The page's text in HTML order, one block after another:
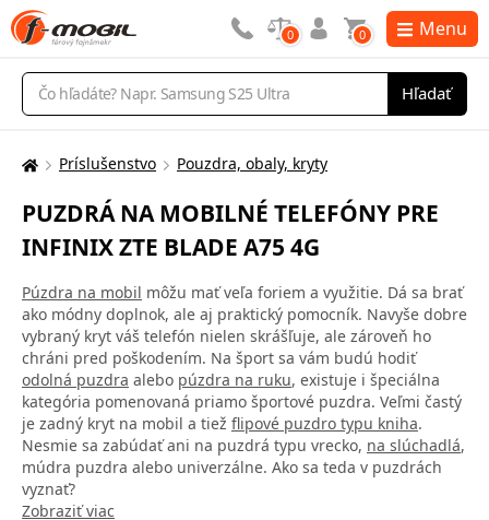
Vyhľadávanie
Hľadať
0 0 Menu
Tu
nachádzate:
Príslušenstvo Pouzdra, obaly, kryty
PUZDRÁ NA MOBILNÉ TELEFÓNY PRE
INFINIX ZTE BLADE A75 4G
Púzdra na mobil môžu mať veľa foriem a využitie. Dá sa brať
ako módny doplnok, ale aj praktický pomocník. Navyše dobre
vybraný kryt váš telefón nielen skrášľuje, ale zároveň ho
chráni pred poškodením. Na šport sa vám budú hodiť
odolná puzdra alebo púzdra na ruku, existuje i špeciálna
kategória pomenovaná priamo športové puzdra. Veľmi častý
je zadný kryt na mobil a tiež flipové puzdro typu kniha.
Nesmie sa zabúdať ani na puzdrá typu vrecko, na slúchadlá,
múdra puzdra alebo univerzálne. Ako sa teda v puzdrách
vyznať?
Zobraziť viac